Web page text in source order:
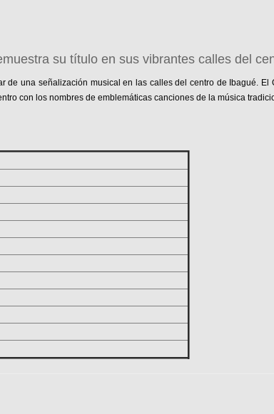
su título en sus vibrantes calles del
de una señalización musical en las calles del centro de Ibagué.
con los nombres de emblemáticas canciones de la música